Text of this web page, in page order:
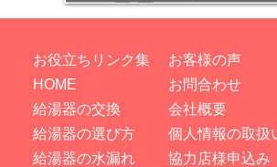
お役立ちリンク集
HOME
給湯器の交換
給湯器の選び方
給湯器の水漏れ
お客様の声
お問合わせ
会社概要
個人情報の取扱
協力店様申込み